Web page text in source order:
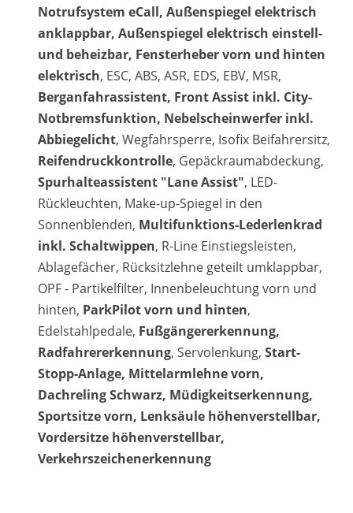
Notrufsystem eCall, Außenspiegel elektrisch
anklappbar, Außenspiegel elektrisch einstell-
und beheizbar, Fensterheber vorn und hinten
elektrisch, ESC, ABS, ASR, EDS, EBV, MSR,
Berganfahrassistent, Front Assist inkl. City-
Notbremsfunktion, Nebelscheinwerfer inkl.
Abbiegelicht, Wegfahrsperre, Isofix Beifahrersitz,
Reifendruckkontrolle, Gepäckraumabdeckung,
Spurhalteassistent "Lane Assist", LED-
Rückleuchten, Make-up-Spiegel in den
Sonnenblenden, Multifunktions-Lederlenkrad
inkl. Schaltwippen, R-Line Einstiegsleisten,
Ablagefächer, Rücksitzlehne geteilt umklappbar,
OPF - Partikelfilter, Innenbeleuchtung vorn und
hinten, ParkPilot vorn und hinten,
Edelstahlpedale, Fußgängererkennung,
Radfahrererkennung, Servolenkung, Start-
Stopp-Anlage, Mittelarmlehne vorn,
Dachreling Schwarz, Müdigkeitserkennung,
Sportsitze vorn, Lenksäule höhenverstellbar,
Vordersitze höhenverstellbar,
Verkehrszeichenerkennung